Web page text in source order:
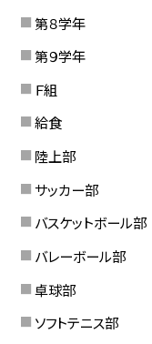
第８学年
第９学年
Ｆ組
給食
陸上部
サッカー部
バスケットボール部
バレーボール部
卓球部
ソフトテニス部